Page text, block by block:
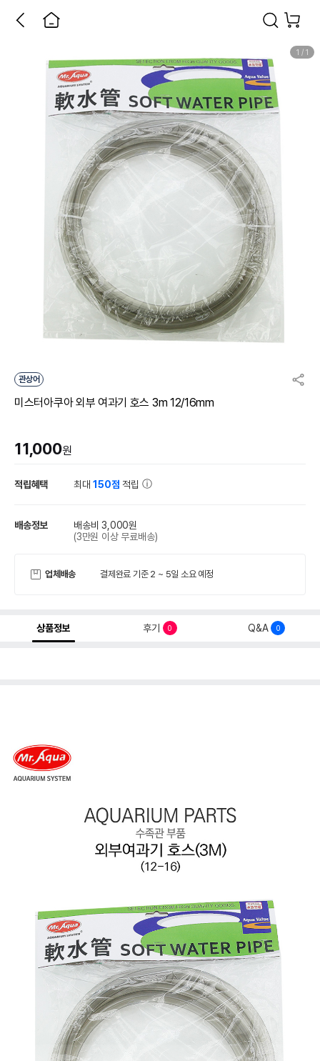
1 / 1
관상어
미스터아쿠아 외부 여과기 호스 3m 12/16mm
11,000원
적립혜택 최대150점 적립
배송정보
배송비 3,000원
(3만원 이상 무료배송)
업체배송 결제완료 기준 2 ~ 5일 소요 예정
상품정보 후기 0 Q&A 0